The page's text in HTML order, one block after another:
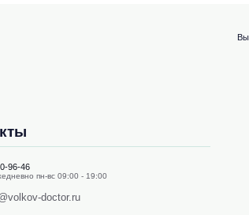
96-46
пн-вс 09:00 - 19:00
doctor.ru